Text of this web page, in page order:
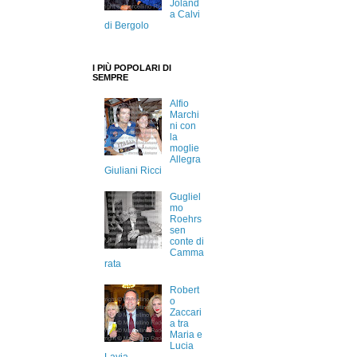
Joland
a Calvi
di Bergolo
I PIÙ POPOLARI DI
SEMPRE
Alfio
Marchi
ni con
la
moglie
Allegra
Giuliani Ricci
Gugliel
mo
Roehrs
sen
conte di
Camma
rata
Robert
o
Zaccari
a tra
Maria e
Lucia